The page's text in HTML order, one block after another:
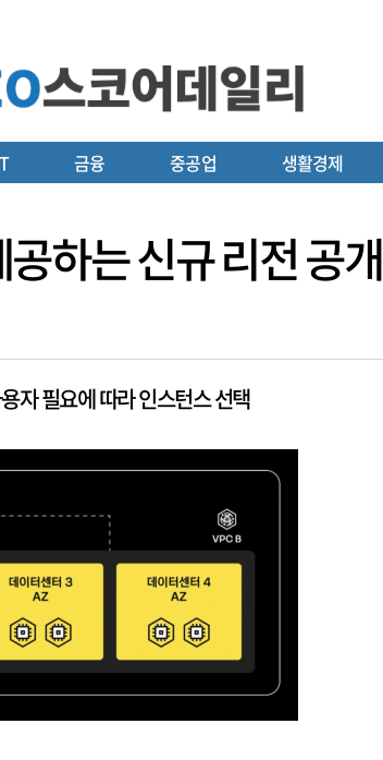
금융 중공업 생활경제
하는 신규 리전 공개
자 필요에 따라 인스턴스 선택